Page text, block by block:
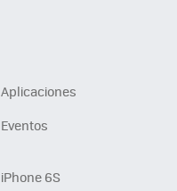
Aplicaciones
Eventos
iPhone 6S